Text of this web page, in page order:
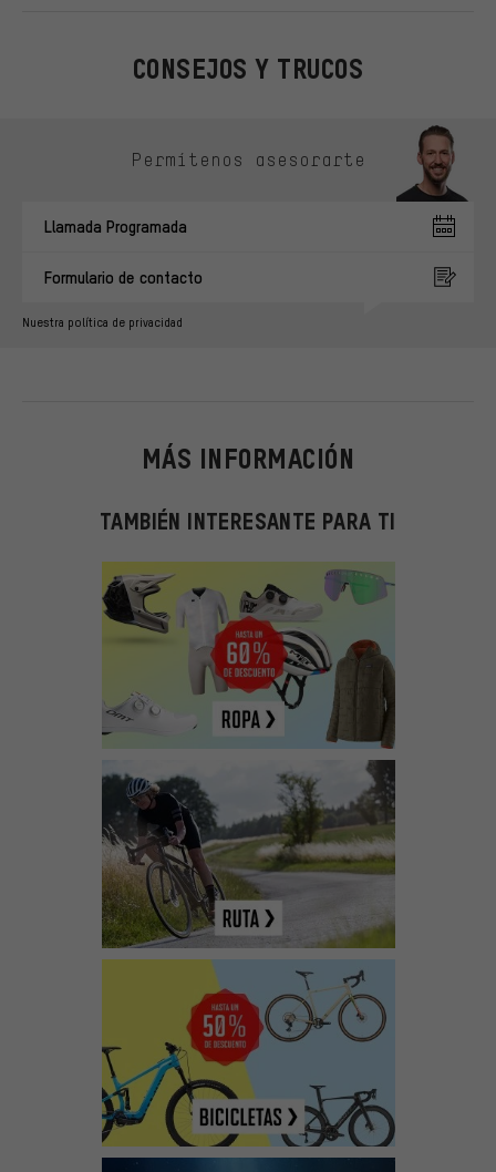
CONSEJOS Y TRUCOS
Permítenos asesorarte
Llamada Programada
Formulario de contacto
Nuestra política de privacidad
MÁS INFORMACIÓN
TAMBIÉN INTERESANTE PARA TI